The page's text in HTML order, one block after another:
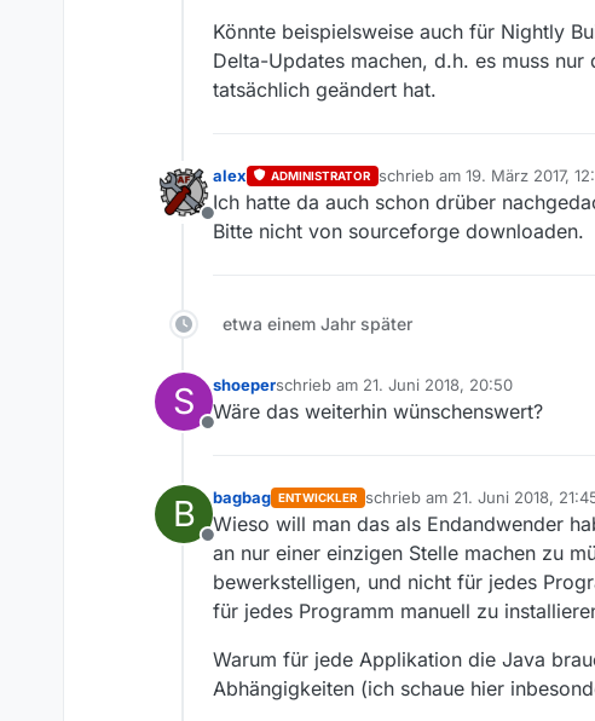
Könnte beispielsweise auch für Nightly
Delta-Updates machen, d.h. es muss
tatsächlich geändert hat.
Offline
alex ADMINISTRATOR schrieb am 19. März 2017,
zuletzt editiert von
Ich hatte da auch schon drüber
Bitte nicht von sourceforge downloaden.
etwa einem Jahr später
S
Offline
shoeperschrieb am 21. Juni 2018, 20:50
zuletzt editiert von
Wäre das weiterhin wünschenswert?
B
Offline
bagbag ENTWICKLER schrieb am 21. Juni 2018,
zuletzt editiert von
Wieso will man das als Endandwender
an nur einer einzigen Stelle machen zu
bewerkstelligen, und nicht für jedes
für jedes Programm manuell zu
Warum für jede Applikation die Java
Abhängigkeiten (ich schaue hier